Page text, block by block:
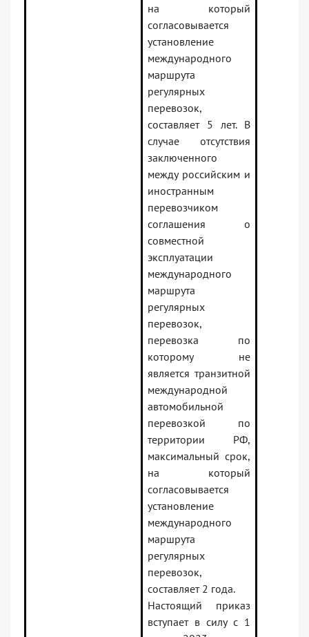
на который
согласовывается
установление
международного
маршрута
регулярных
перевозок,
составляет 5 лет. В
случае отсутствия
заключенного
между российским и
иностранным
перевозчиком
соглашения о
совместной
эксплуатации
международного
маршрута
регулярных
перевозок,
перевозка по
которому не
является транзитной
международной
автомобильной
перевозкой по
территории РФ,
максимальный срок,
на который
согласовывается
установление
международного
маршрута
регулярных
перевозок,
составляет 2 года.
Настоящий приказ
вступает в силу с 1